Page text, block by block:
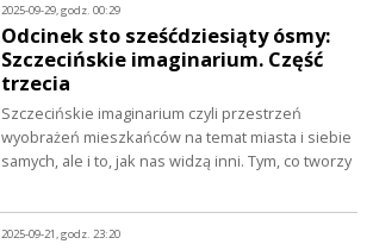
2025-09-29, godz. 00:29
Odcinek sto sześćdziesiąty ósmy:
Szczecińskie imaginarium. Część
trzecia
Szczecińskie imaginarium czyli przestrzeń
wyobrażeń mieszkańców na temat miasta i siebie
samych, ale i to, jak nas widzą inni. Tym, co tworzy
2025-09-21, godz. 23:20